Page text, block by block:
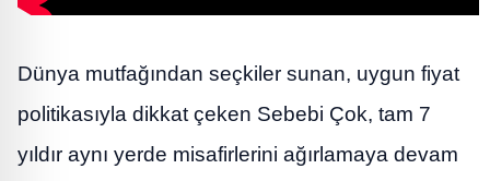
Dünya mutfağından seçkiler sunan, uygun fiyat
politikasıyla dikkat çeken Sebebi Çok, tam 7
yıldır aynı yerde misafirlerini ağırlamaya devam